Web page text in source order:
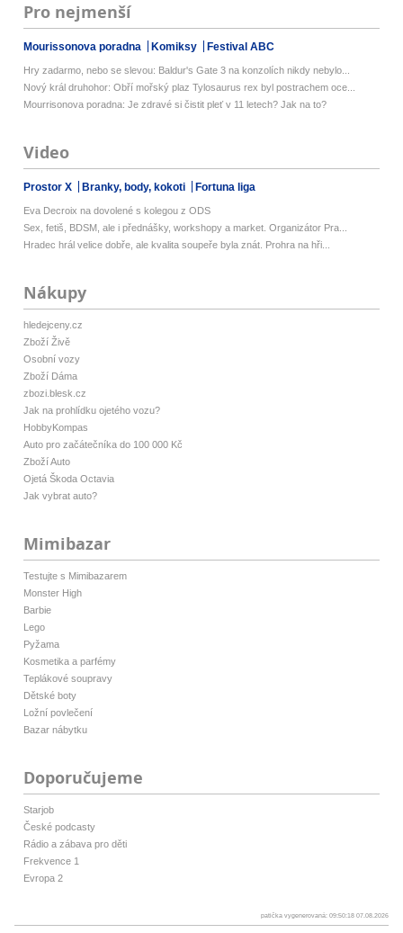
Pro nejmenší
Mourissonova poradna Komiksy Festival ABC
Hry zadarmo, nebo se slevou: Baldur's Gate 3 na konzolích nikdy nebylo...
Nový král druhohor: Obří mořský plaz Tylosaurus rex byl postrachem oce...
Mourrisonova poradna: Je zdravé si čistit pleť v 11 letech? Jak na to?
Video
Prostor X Branky, body, kokoti Fortuna liga
Eva Decroix na dovolené s kolegou z ODS
Sex, fetiš, BDSM, ale i přednášky, workshopy a market. Organizátor Pra...
Hradec hrál velice dobře, ale kvalita soupeře byla znát. Prohra na hři...
Nákupy
hledejceny.cz
Zboží Živě
Osobní vozy
Zboží Dáma
zbozi.blesk.cz
Jak na prohlídku ojetého vozu?
HobbyKompas
Auto pro začátečníka do 100 000 Kč
Zboží Auto
Ojetá Škoda Octavia
Jak vybrat auto?
Mimibazar
Testujte s Mimibazarem
Monster High
Barbie
Lego
Pyžama
Kosmetika a parfémy
Teplákové soupravy
Dětské boty
Ložní povlečení
Bazar nábytku
Doporučujeme
Starjob
České podcasty
Rádio a zábava pro děti
Frekvence 1
Evropa 2
patička vygenerovaná: 09:50:18 07.08.2026